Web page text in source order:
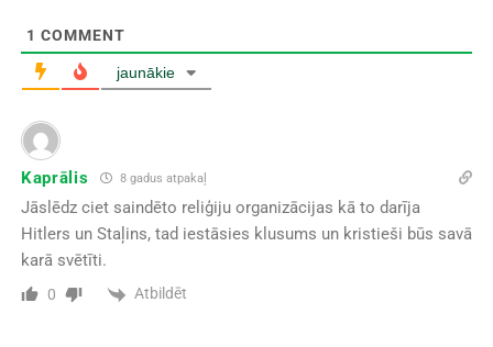
1 COMMENT
jaunākie
Kaprālis 8 gadus atpakaļ
Jāslēdz ciet saindēto reliģiju organizācijas kā to darīja
Hitlers un Staļins, tad iestāsies klusums un kristieši būs savā
karā svētīti.
0 Atbildēt